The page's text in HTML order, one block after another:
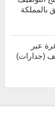
بالمملكة
عبر
(جدارات)